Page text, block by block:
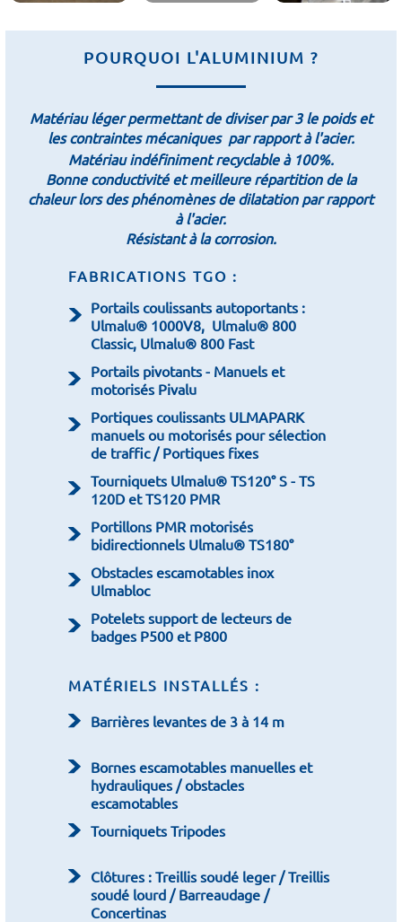
POURQUOI L'ALUMINIUM ?
Matériau léger permettant de diviser par 3 le poids et
les contraintes mécaniques par rapport à l'acier.
Matériau indéfiniment recyclable à 100%.
Bonne conductivité et meilleure répartition de la
chaleur lors des phénomènes de dilatation par rapport
à l'acier.
Résistant à la corrosion.
FABRICATIONS TGO :
Portails coulissants autoportants :
Ulmalu® 1000V8, Ulmalu® 800
Classic, Ulmalu® 800 Fast
Portails pivotants - Manuels et
motorisés Pivalu
Portiques coulissants ULMAPARK
manuels ou motorisés pour sélection
de traffic / Portiques fixes
Tourniquets Ulmalu® TS120° S - TS
120D et TS120 PMR
Portillons PMR motorisés
bidirectionnels Ulmalu® TS180°
Obstacles escamotables inox
Ulmabloc
Potelets support de lecteurs de
badges P500 et P800
MATÉRIELS INSTALLÉS :
Barrières levantes de 3 à 14 m
Bornes escamotables manuelles et
hydrauliques / obstacles
escamotables
Tourniquets Tripodes
Clôtures : Treillis soudé leger / Treillis
soudé lourd / Barreaudage /
Concertinas